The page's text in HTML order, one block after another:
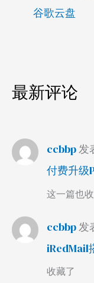
谷歌云盘
最新评论
ccbbp发
付费升级
这一篇也
ccbbp发
iRedMail
收藏了